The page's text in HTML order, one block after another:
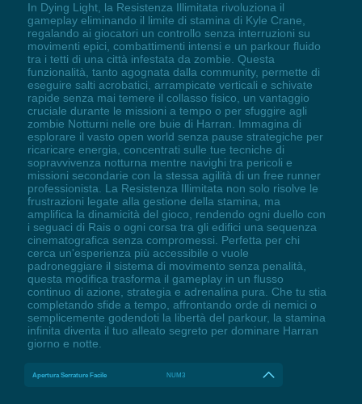
In Dying Light, la Resistenza Illimitata rivoluziona il
gameplay eliminando il limite di stamina di Kyle Crane,
regalando ai giocatori un controllo senza interruzioni su
movimenti epici, combattimenti intensi e un parkour fluido
tra i tetti di una città infestata da zombie. Questa
funzionalità, tanto agognata dalla community, permette di
eseguire salti acrobatici, arrampicate verticali e schivate
rapide senza mai temere il collasso fisico, un vantaggio
cruciale durante le missioni a tempo o per sfuggire agli
zombie Notturni nelle ore buie di Harran. Immagina di
esplorare il vasto open world senza pause strategiche per
ricaricare energia, concentrati sulle tue tecniche di
sopravvivenza notturna mentre navighi tra pericoli e
missioni secondarie con la stessa agilità di un free runner
professionista. La Resistenza Illimitata non solo risolve le
frustrazioni legate alla gestione della stamina, ma
amplifica la dinamicità del gioco, rendendo ogni duello con
i seguaci di Rais o ogni corsa tra gli edifici una sequenza
cinematografica senza compromessi. Perfetta per chi
cerca un'esperienza più accessibile o vuole
padroneggiare il sistema di movimento senza penalità,
questa modifica trasforma il gameplay in un flusso
continuo di azione, strategia e adrenalina pura. Che tu stia
completando sfide a tempo, affrontando orde di nemici o
semplicemente godendoti la libertà del parkour, la stamina
infinita diventa il tuo alleato segreto per dominare Harran
giorno e notte.
Apertura Serrature Facile NUM3